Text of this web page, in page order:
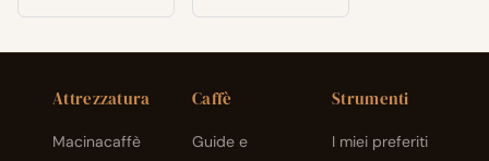
Attrezzatura
Macinacaffè
Caffè
Guide e
Strumenti
I miei preferiti